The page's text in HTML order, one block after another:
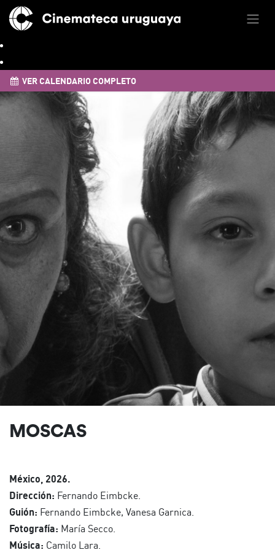
VER CALENDARIO COMPLETO
MOSCAS
México, 2026.
Dirección: Fernando Eimbcke.
Guión: Fernando Eimbcke, Vanesa Garnica.
Fotografía: María Secco.
Música: Camilo Lara.